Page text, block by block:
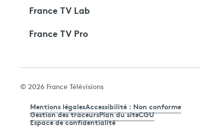
France TV Lab
France TV Pro
© 2026 France Télévisions
Mentions légalesAccessibilité : Non conforme
Gestion des traceursPlan du siteCGU
Espace de confidentialité